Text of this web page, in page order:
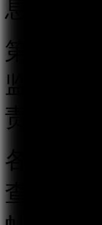
息的服务
第三条
监督管
责本行
各级互
查相结